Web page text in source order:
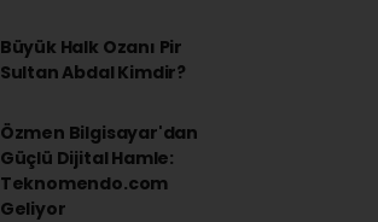
Büyük Halk Ozanı Pir
Sultan Abdal Kimdir?
Özmen Bilgisayar'dan
Güçlü Dijital Hamle:
Teknomendo.com
Geliyor